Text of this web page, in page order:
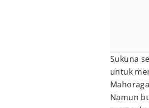
Sukuna
untuk
Namun